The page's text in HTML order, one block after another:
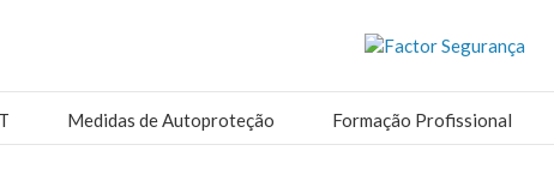
Medidas de Autoproteção Formação Profissional